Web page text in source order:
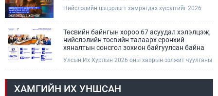
Нийслэлийн цэцэрлэгт хамрагдах хүсэлтийг 2026
цахимаар хүлээн авна.Хүүхдээ цэцэрлэгт хамруулах
үйлчилгээг авахдаа дараах зүйлсийг анхаарна уу.
Төсвийн байнгын хороо 67 асуудал хэлэлцэж,
нийслэлийн төсвийн талаарх ерөнхий
хяналтын сонсгол зохион байгуулсан байна
Улсын Их Хурлын 2026 оны хаврын ээлжит чуулганы
шийдвэрийн төслийг урьдчилан хэлэлцэж санал,
ХАМГИЙН ИХ УНШСАН